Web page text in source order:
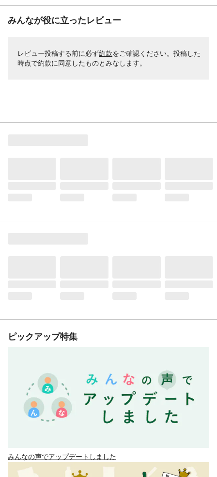
みんなが役に立ったレビュー
レビュー投稿する前に必ず約款をご確認ください。投稿した
時点で約款に同意したものとみなします。
ピックアップ特集
みんなの声でアップデートしました